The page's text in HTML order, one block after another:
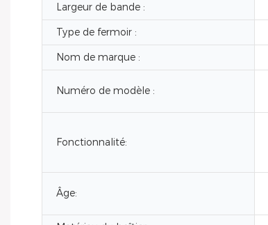
Largeur de bande :
Type de fermoir :
Nom de marque :
Numéro de modèle :
Fonctionnalité:
Âge: